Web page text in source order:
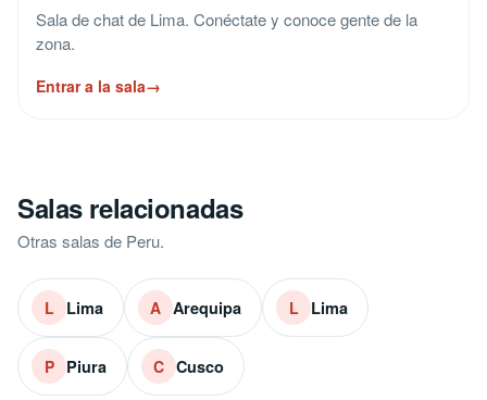
Sala de chat de Lima. Conéctate y conoce gente de la
zona.
Entrar a la sala→
Salas relacionadas
Otras salas de Peru.
L Lima A Arequipa L Lima
P Piura C Cusco